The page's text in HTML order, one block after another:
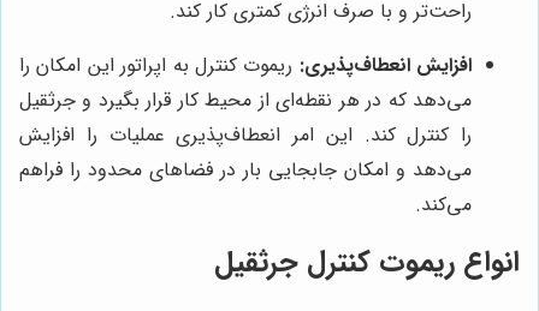
راحت‌تر و با صرف انرژی کمتری کار کند.
افزایش انعطاف‌پذیری: ریموت کنترل به اپراتور این امکان را
می‌دهد که در هر نقطه‌ای از محیط کار قرار بگیرد و جرثقیل
را کنترل کند. این امر انعطاف‌پذیری عملیات را افزایش
می‌دهد و امکان جابجایی بار در فضاهای محدود را فراهم
می‌کند.
انواع ریموت کنترل جرثقیل